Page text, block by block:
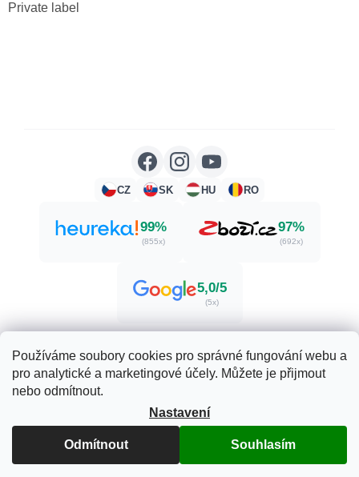
Používáme soubory cookies pro správné fungování webu a
pro analytické a marketingové účely. Můžete je přijmout
nebo odmítnout.
Nastavení
Odmítnout Souhlasím
Private label
CZ SK HU RO
99%
(855x)
97%
(692x)
5,0/5
(5x)
Vytvořil Shoptet
Copyright 2026Zdraví. Krása. Příroda.. Všechna práva
vyhrazena.
Upravit nastavení cookies